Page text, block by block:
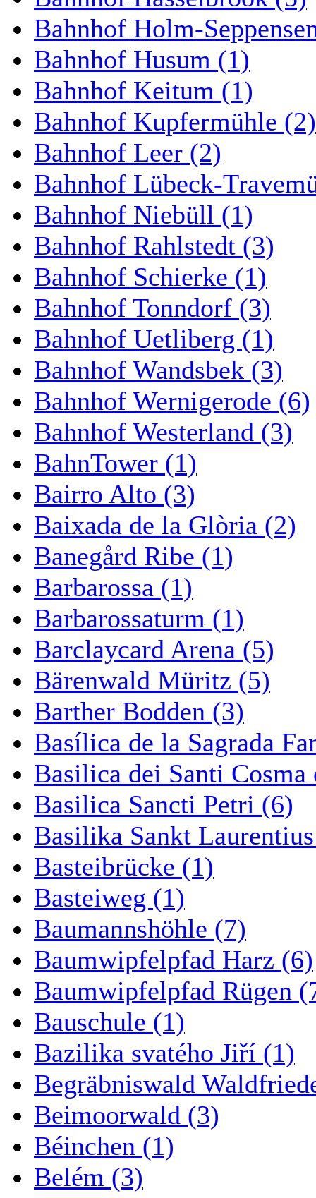
Bahnhof Holm-
Bahnhof Husum (1)
Bahnhof Keitum (1)
Bahnhof Kupfermühle (2)
Bahnhof Leer (2)
Bahnhof Lübeck-
Bahnhof Niebüll (1)
Bahnhof Rahlstedt (3)
Bahnhof Schierke (1)
Bahnhof Tonndorf (3)
Bahnhof Uetliberg (1)
Bahnhof Wandsbek (3)
Bahnhof Wernigerode (6)
Bahnhof Westerland (3)
BahnTower (1)
Bairro Alto (3)
Baixada de la Glòria (2)
Banegård Ribe (1)
Barbarossa (1)
Barbarossaturm (1)
Barclaycard Arena (5)
Bärenwald Müritz (5)
Barther Bodden (3)
Basílica de la Sagrada
Basilica dei Santi
Basilica Sancti Petri (6)
Basilika Sankt
Basteibrücke (1)
Basteiweg (1)
Baumannshöhle (7)
Baumwipfelpfad Harz (6)
Baumwipfelpfad Rügen
Bauschule (1)
Bazilika svatého Jiří (1)
Begräbniswald
Beimoorwald (3)
Béinchen (1)
Belém (3)